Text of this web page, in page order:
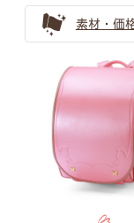
戦隊ヒーローに
ンドセル！目立
ゴールドのラン
金色のランドセ
素材・価